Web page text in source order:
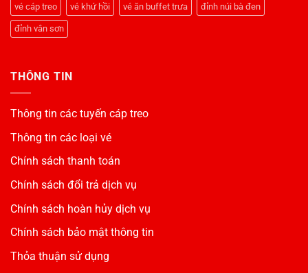
vé cáp treo vé khứ hồi vé ăn buffet trưa đỉnh núi bà đen
đỉnh vân sơn
THÔNG TIN
Thông tin các tuyến cáp treo
Thông tin các loại vé
Chính sách thanh toán
Chính sách đổi trả dịch vụ
Chính sách hoàn hủy dịch vụ
Chính sách bảo mật thông tin
Thỏa thuận sử dụng